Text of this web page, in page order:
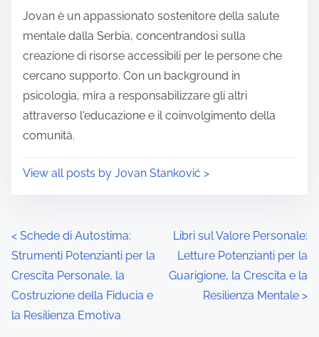
s
t
o
n
:
Jovan è un appassionato sostenitore della salute
mentale dalla Serbia, concentrandosi sulla
creazione di risorse accessibili per le persone che
cercano supporto. Con un background in
psicologia, mira a responsabilizzare gli altri
attraverso l'educazione e il coinvolgimento della
comunità.
View all posts by Jovan Stanković >
P
o
s
t
< Schede di Autostima:
Strumenti Potenzianti per la
Crescita Personale, la
Costruzione della Fiducia e
la Resilienza Emotiva
Libri sul Valore Personale:
Letture Potenzianti per la
Guarigione, la Crescita e la
Resilienza Mentale >